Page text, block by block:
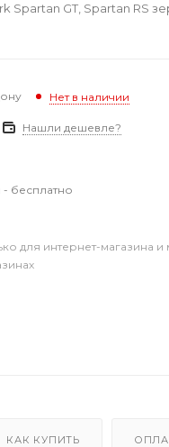
Spartan GT, Spartan RS
Нет в наличии
Нашли дешевле?
бесплатно
для интернет-магазина и
КАК КУПИТЬ